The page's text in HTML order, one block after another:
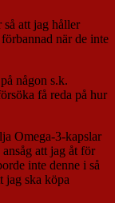
så att jag håller
när de inte
någon s.k.
få reda på hur
Omega-3-kapslar
att jag åt för
inte denne i så
jag ska köpa